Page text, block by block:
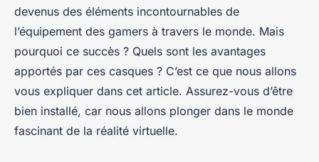
pour les jeux ?
Clément•21 janvier 2024•6 min de lecture
devenus des éléments incontournables de
l’équipement des gamers à travers le monde. Mais
pourquoi ce succès ? Quels sont les avantages
apportés par ces casques ? C’est ce que nous allons
vous expliquer dans cet article. Assurez-vous d’être
bien installé, car nous allons plonger dans le monde
fascinant de la réalité virtuelle.